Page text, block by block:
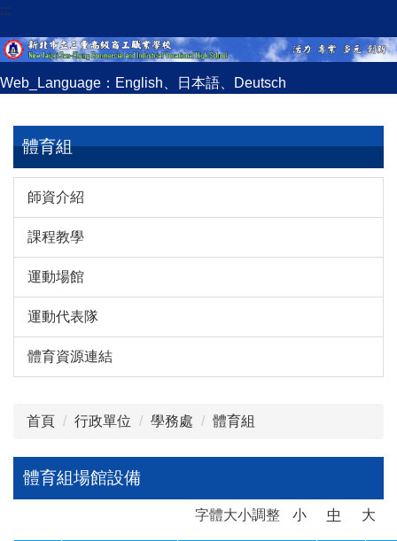
跳
到
主
要
內
:::
Web_Language： English 日本語 Deutsch
體育組
師資介紹
課程教學
運動場館
運動代表隊
體育資源連結
首頁 行政單位 學務處 體育組
體育組場館設備
字體大小調整 小 中 大